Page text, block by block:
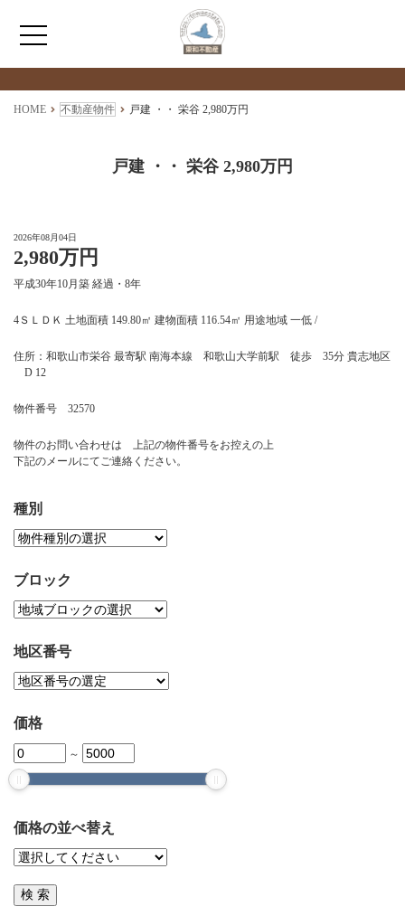
HOME
売買情報
月極駐車場のご案内
アクセス
検索物件の詳細
****
HOME 不動産物件 戸建 ・・ 栄谷 2,980万円
戸建 ・・ 栄谷 2,980万円
2026年08月04日
2,980万円
平成30年10月築 経過・8年
4ＳＬＤＫ 土地面積 149.80㎡ 建物面積 116.54㎡ 用途地域 一低 /
住所：和歌山市栄谷 最寄駅 南海本線 和歌山大学前駅 徒歩 35分 貴志地区
D 12
物件番号 32570
物件のお問い合わせは 上記の物件番号をお控えの上
下記のメールにてご連絡ください。
種別
ブロック
地区番号
価格
～
価格の並べ替え